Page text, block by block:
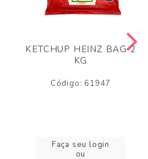
KETCHUP HEINZ BAG 2
KG
Código: 61947
Faça seu login
ou